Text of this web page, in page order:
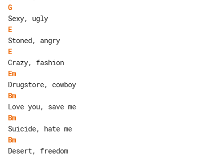
G
E
E
Em
Bm
Bm
Bm
Desert, freedom